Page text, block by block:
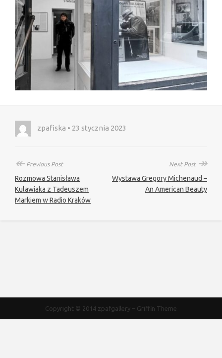
zpafiska • 23 stycznia 2023
↞Previous Post
Rozmowa Stanisława
Kulawiaka z Tadeuszem
Markiem w Radio Kraków
Next Post ↠
Wystawa Gregory Michenaud –
An American Beauty
Copyright © 2014 zpafgallery – Griffin Theme